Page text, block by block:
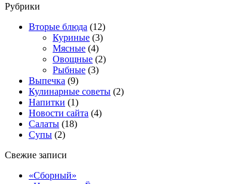
Рубрики
Вторые блюда (12)
Куриные (3)
Мясные (4)
Овощные (2)
Рыбные (3)
Выпечка (9)
Кулинарные советы (2)
Напитки (1)
Новости сайта (4)
Салаты (18)
Супы (2)
Свежие записи
«Сборный»